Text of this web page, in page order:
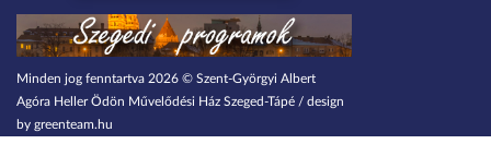
Minden jog fenntartva 2026 © Szent-Györgyi Albert
Agóra Heller Ödön Művelődési Ház Szeged-Tápé / design
by greenteam.hu